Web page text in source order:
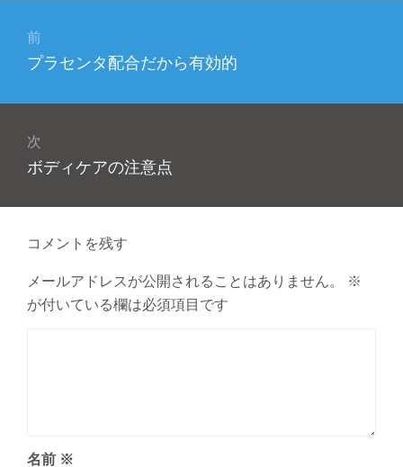
ビ
シ
前
前
投
プラセンタ配合だから有効的
次
次
投
ボディケアの注意点
コメントを残す
メールアドレスが公開されることはありません。
※
が付いている欄は必須項目です
名前 ※